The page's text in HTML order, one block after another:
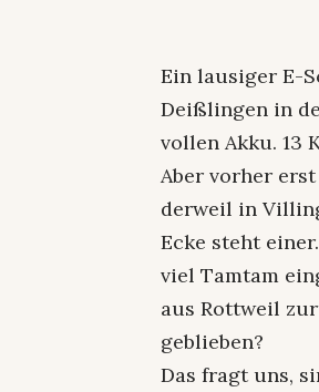
Ein lausiger E-
Deißlingen in
vollen Akku. 13
Aber vorher
derweil in
Ecke steht
viel Tamtam
aus Rottweil
geblieben?
Das fragt uns,